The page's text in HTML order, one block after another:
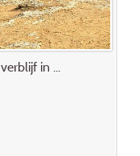
in ...